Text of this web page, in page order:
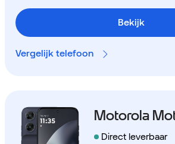
Bekijk
Vergelijk telefoon
Motorola
Direct leverbaar